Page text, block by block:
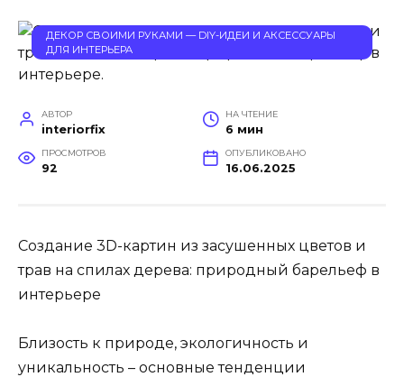
ДЕКОР СВОИМИ РУКАМИ — DIY-ИДЕИ И АКСЕССУАРЫ
ДЛЯ ИНТЕРЬЕРА
АВТОР
interiorfix
НА ЧТЕНИЕ
6 мин
ПРОСМОТРОВ
92
ОПУБЛИКОВАНО
16.06.2025
Создание 3D-картин из засушенных цветов и
трав на спилах дерева: природный барельеф в
интерьере
Близость к природе, экологичность и
уникальность – основные тенденции